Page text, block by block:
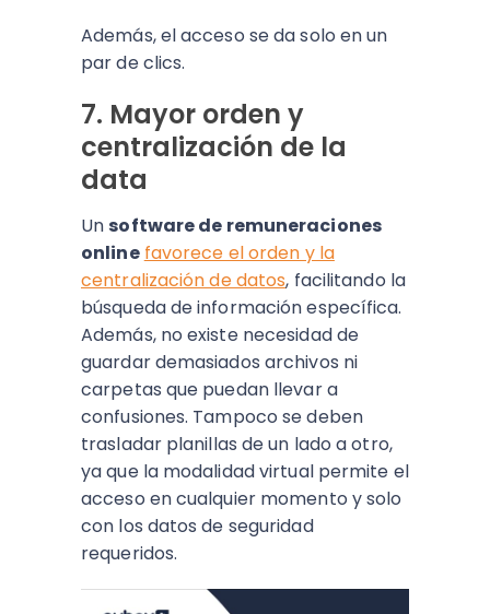
Además, el acceso se da solo en un
par de clics.
7. Mayor orden y
centralización de la
data
Un software de remuneraciones
online favorece el orden y la
centralización de datos, facilitando la
búsqueda de información específica.
Además, no existe necesidad de
guardar demasiados archivos ni
carpetas que puedan llevar a
confusiones. Tampoco se deben
trasladar planillas de un lado a otro,
ya que la modalidad virtual permite el
acceso en cualquier momento y solo
con los datos de seguridad
requeridos.